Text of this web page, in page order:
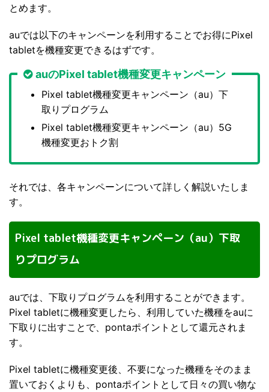
とめます。
auでは以下のキャンペーンを利用することでお得にPixel
tabletを機種変更できるはずです。
auのPixel tablet機種変更キャンペーン
Pixel tablet機種変更キャンペーン（au）下
取りプログラム
Pixel tablet機種変更キャンペーン（au）5G
機種変更おトク割
それでは、各キャンペーンについて詳しく解説いたしま
す。
Pixel tablet機種変更キャンペーン（au）下取
りプログラム
auでは、下取りプログラムを利用することができます。
Pixel tabletに機種変更したら、利用していた機種をauに
下取りに出すことで、pontaポイントとして還元されま
す。
Pixel tabletに機種変更後、不要になった機種をそのまま
置いておくよりも、pontaポイントとして日々の買い物な